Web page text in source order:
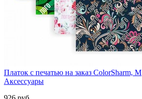
Платок с печатью на заказ ColorSharm, M
Аксессуары